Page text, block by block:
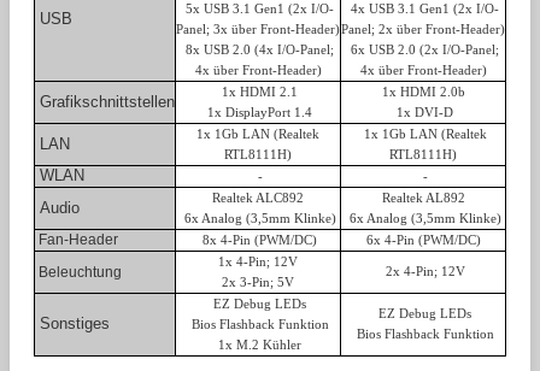
USB
5x USB 3.1 Gen1 (2x I/O-
Panel; 3x über Front-Header)
8x USB 2.0 (4x I/O-Panel;
4x über Front-Header)
4x USB 3.1 Gen1 (2x I/O-
Panel; 2x über Front-Header)
6x USB 2.0 (2x I/O-Panel;
4x über Front-Header)
Grafikschnittstellen
1x HDMI 2.1
1x DisplayPort 1.4
1x HDMI 2.0b
1x DVI-D
LAN
1x 1Gb LAN (Realtek
RTL8111H)
1x 1Gb LAN (Realtek
RTL8111H)
WLAN - -
Audio
Realtek ALC892
6x Analog (3,5mm Klinke)
Realtek AL892
6x Analog (3,5mm Klinke)
Fan-Header 8x 4-Pin (PWM/DC) 6x 4-Pin (PWM/DC)
Beleuchtung
1x 4-Pin; 12V
2x 3-Pin; 5V
2x 4-Pin; 12V
Sonstiges
EZ Debug LEDs
Bios Flashback Funktion
1x M.2 Kühler
EZ Debug LEDs
Bios Flashback Funktion